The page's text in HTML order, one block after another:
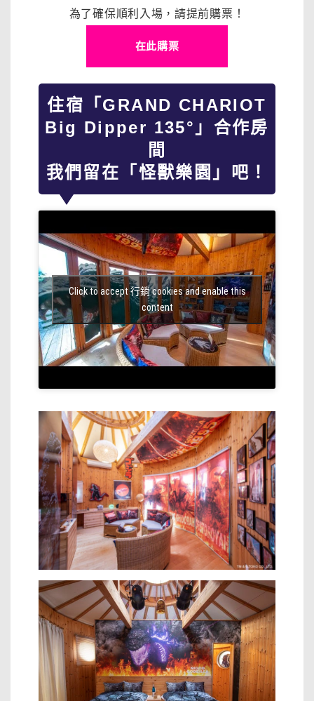
為了確保順利入場，請提前購票！
在此購票
住宿「GRAND CHARIOT
Big Dipper 135°」合作房
間
我們留在「怪獸樂園」吧！
Click to accept 行銷 cookies and enable this
content